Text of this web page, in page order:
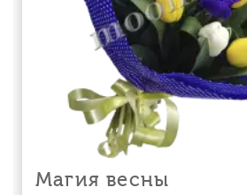
Магия весны